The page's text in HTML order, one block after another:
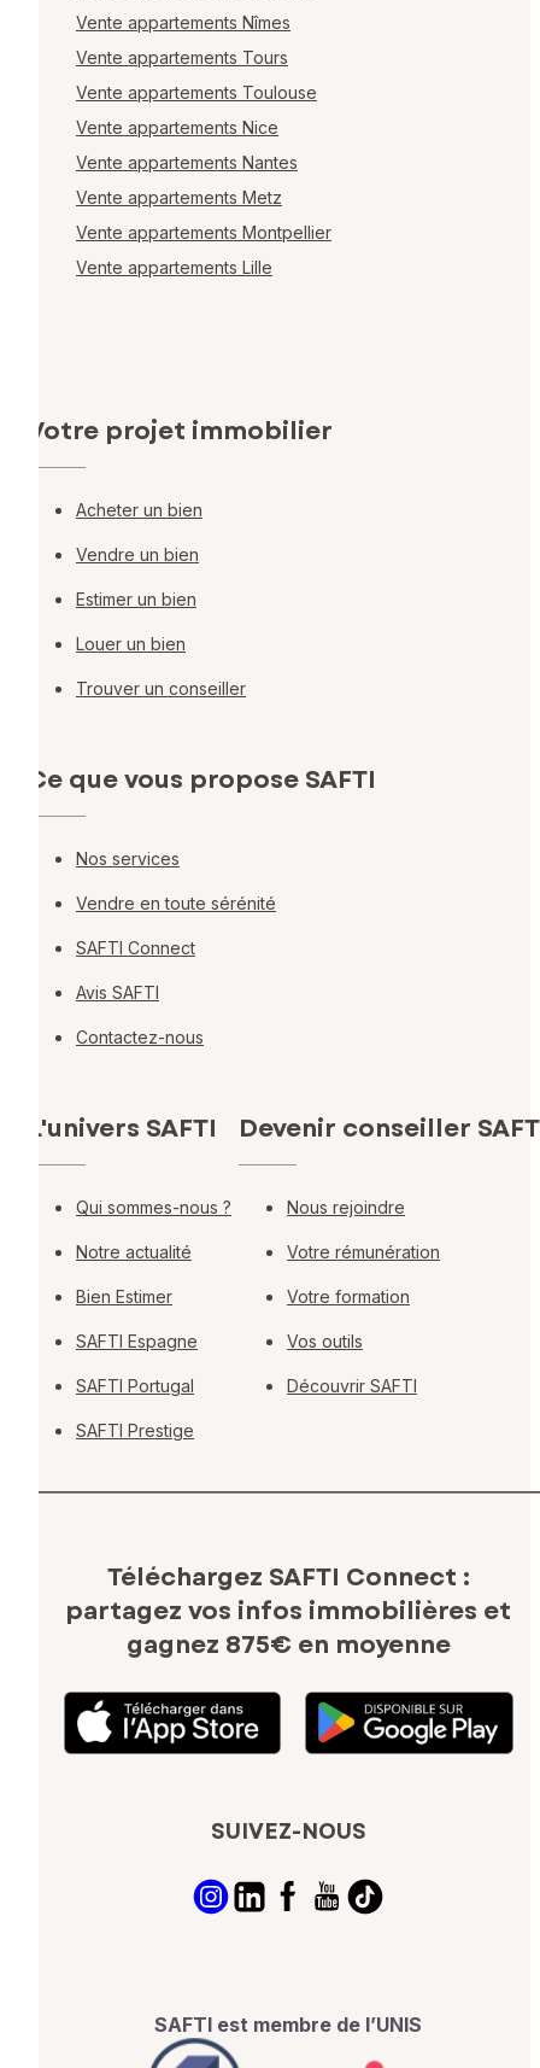
Vente appartements Nîmes
Vente appartements Tours
Vente appartements Toulouse
Vente appartements Nice
Vente appartements Nantes
Vente appartements Metz
Vente appartements Montpellier
Vente appartements Lille
Votre projet immobilier
Acheter un bien
Vendre un bien
Estimer un bien
Louer un bien
Trouver un conseiller
Ce que vous propose SAFTI
Nos services
Vendre en toute sérénité
SAFTI Connect
Avis SAFTI
Contactez-nous
L'univers SAFTI
Qui sommes-nous ?
Notre actualité
Bien Estimer
SAFTI Espagne
SAFTI Portugal
SAFTI Prestige
Devenir conseiller
Nous rejoindre
Votre rémunération
Votre formation
Vos outils
Découvrir SAFTI
Téléchargez SAFTI Connect :
partagez vos infos immobilières et
gagnez 875€ en moyenne
SUIVEZ-NOUS
SAFTI est membre de l’UNIS